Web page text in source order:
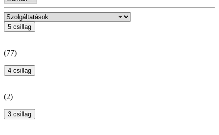
5 csillag
(77)
4 csillag
(2)
3 csillag